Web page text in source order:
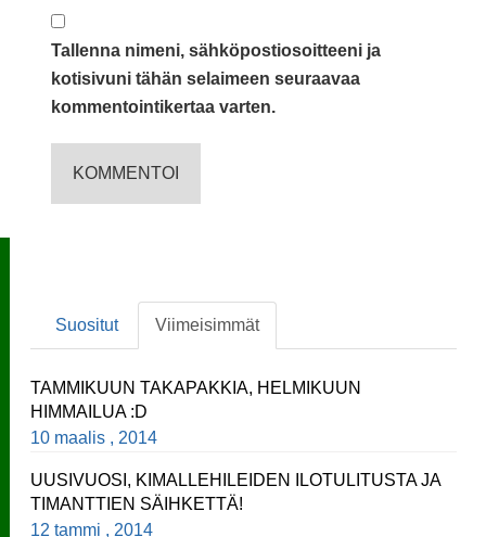
Tallenna nimeni, sähköpostiosoitteeni ja
kotisivuni tähän selaimeen seuraavaa
kommentointikertaa varten.
Suositut Viimeisimmät
TAMMIKUUN TAKAPAKKIA, HELMIKUUN
HIMMAILUA :D
10 maalis , 2014
UUSIVUOSI, KIMALLEHILEIDEN ILOTULITUSTA JA
TIMANTTIEN SÄIHKETTÄ!
12 tammi , 2014